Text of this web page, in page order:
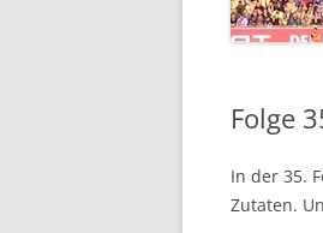
Folge
In der 35.
Zutaten.